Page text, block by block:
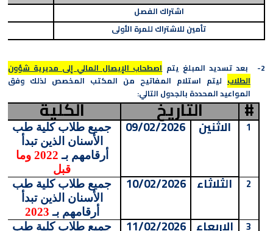
اشتراك الفصل
تأمين للاشتراك للمرة الأولى
2- بعد تسديد المبلغ يتماصطحاب الإيصال المالي إلى مديرية شؤون
الطلابليتم استلام المفاتيح من المكتب المخصص لذلك وفق
المواعيد المحددة بالجدول التالي:
# التاريخ الكلية
1 الاثنين 09/02/2026
جميع طلاب كلية طب
الأسنان الذين تبدأ
أرقامهم بـ
2022 وما
قبل
2 الثلاثاء 10/02/2026
جميع طلاب كلية طب
الأسنان الذين تبدأ
أرقامهم بـ 2023
3 الاربعاء 11/02/2026
جميع طلاب كلية طب